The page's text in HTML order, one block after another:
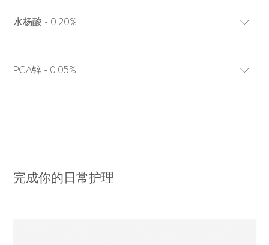
水杨酸 - 0.20%
PCA锌 - 0.05%
完成你的日常护理